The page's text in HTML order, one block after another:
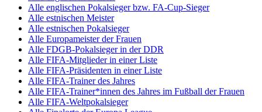
Alle englischen Pokalsieger bzw. FA-Cup-Sieger
Alle estnischen Meister
Alle estnischen Pokalsieger
Alle Europameister der Frauen
Alle FDGB-Pokalsieger in der DDR
Alle FIFA-Mitglieder in einer Liste
Alle FIFA-Präsidenten in einer Liste
Alle FIFA-Trainer des Jahres
Alle FIFA-Trainer*innen des Jahres im Fußball der Frauen
Alle FIFA-Weltpokalsieger